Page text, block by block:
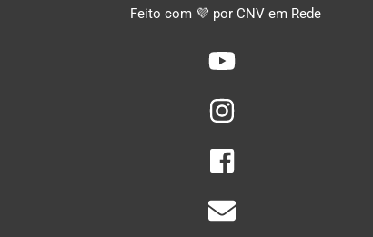
Feito com 💜 por CNV em Rede